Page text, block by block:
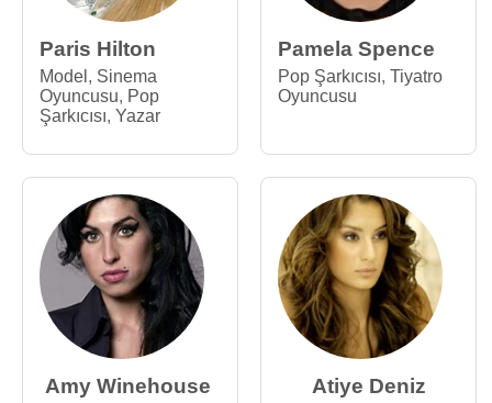
Paris Hilton
Model , Sinema
Oyuncusu, Pop
Şarkıcısı, Yazar
Pamela Spence
Pop Şarkıcısı, Tiyatro
Oyuncusu
Amy Winehouse Atiye Deniz